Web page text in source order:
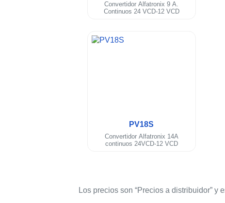
Convertidor Alfatronix 9 A.
Continuos 24 VCD-12 VCD
PV18S
Convertidor Alfatronix 14A
continuos 24VCD-12 VCD
Los precios son “Precios a distribuidor”